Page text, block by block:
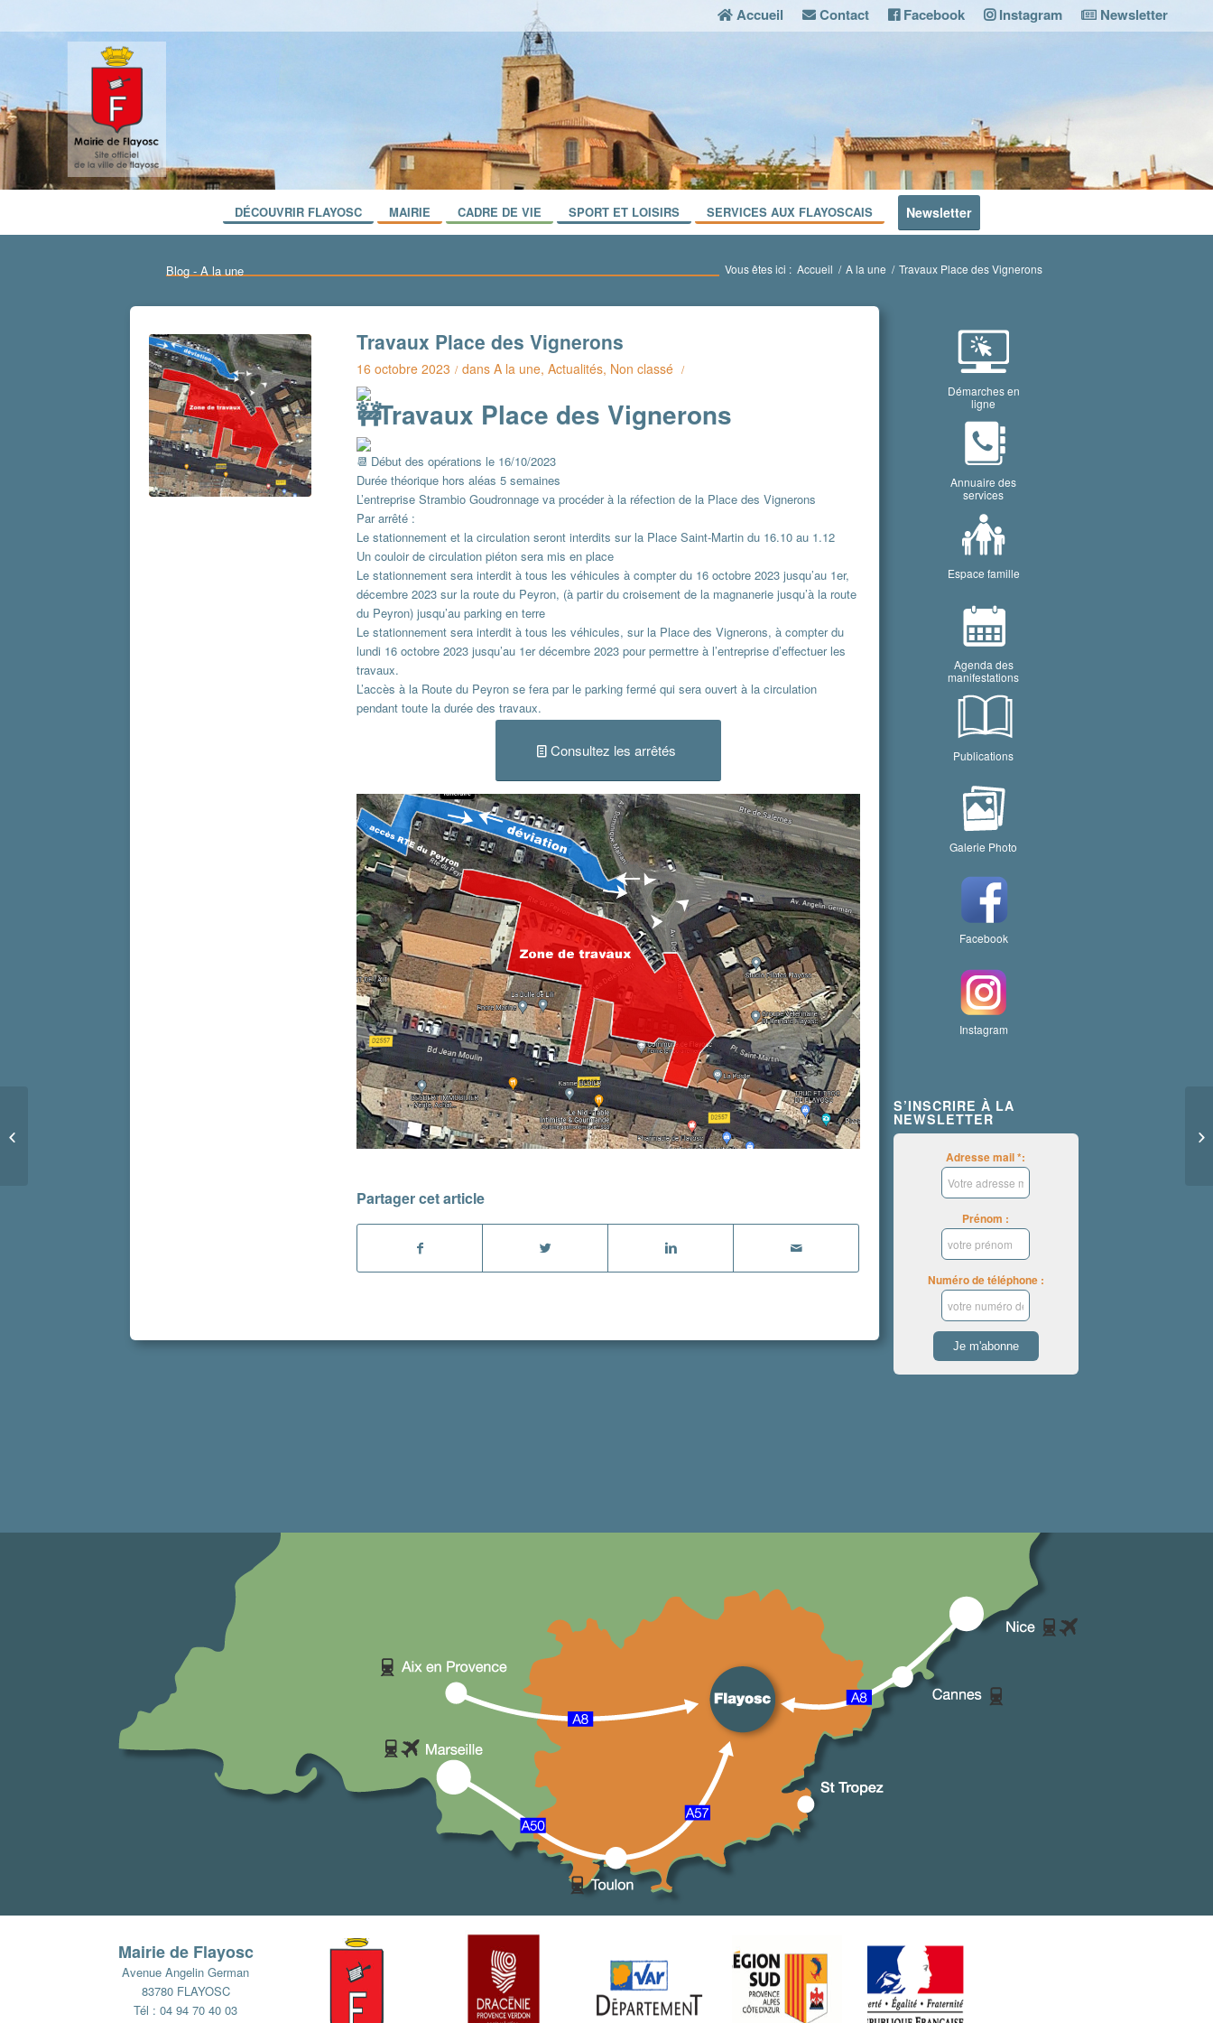
Accueil Contact Facebook Instagram Newsletter
DÉCOUVRIR FLAYOSC MAIRIE CADRE DE VIE SPORT ET LOISIRS SERVICES AUX FLAYOSCAIS Newsletter
Blog - A la une Vous êtes ici : Accueil / A la une / Travaux Place des Vignerons
Travaux Place des Vignerons
16 octobre 2023 / dansA la une,Actualités, Non classé /
Travaux Place des Vignerons
Début des opérations le 16/10/2023
Durée théorique hors aléas 5 semaines
L’entrepriseStrambio Goudronnage va procéder à la réfection de la Place des Vignerons
Par arrêté :
Le stationnement et la circulation seront interdits sur la Place Saint-Martin du 16.10 au 1.12
Un couloir de circulation piéton sera mis en place
Le stationnement sera interdit à tous les véhicules à compter du 16 octobre 2023 jusqu’au 1er,
décembre 2023 sur la route du Peyron, (à partir du croisement de la magnanerie jusqu’à la route
du Peyron) jusqu’au parking en terre
Le stationnement sera interdit à tous les véhicules, sur la Place des Vignerons, à compter du
lundi 16 octobre 2023 jusqu’au 1er décembre 2023 pour permettre à l’entreprise d’effectuer les
travaux.
L’accès à la Route du Peyron se fera par le parking fermé qui sera ouvert à la circulation
pendant toute la durée des travaux.
Consultez les arrêtés
Partager cet article
Démarches en
ligne
Annuaire des
services
Espace famille
Agenda des
manifestations
Publications
Galerie Photo
Facebook
Instagram
S’INSCRIRE À LA
NEWSLETTER
Adresse mail *:
Prénom :
Numéro de téléphone :
Mairie de Flayosc
Avenue Angelin German
83780 FLAYOSC
Tél : 04 94 70 40 03